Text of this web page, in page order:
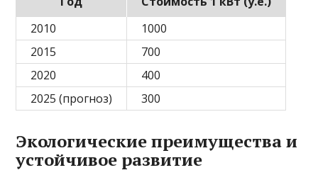
2010
1000
2015
700
2020
400
2025 (прогноз)
300
Экологические преимущества и
устойчивое развитие